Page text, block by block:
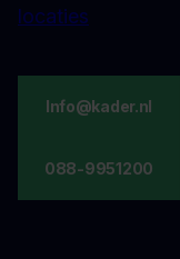
locaties
Info@kader.nl
088-9951200